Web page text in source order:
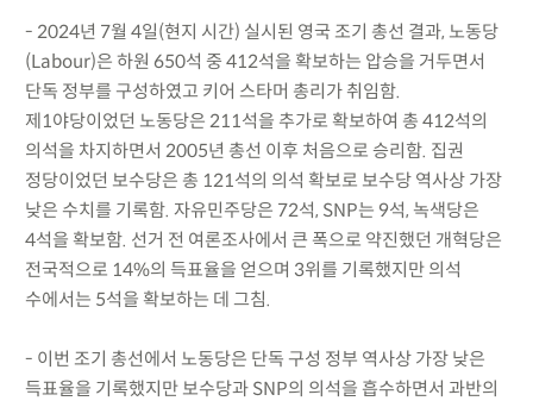
- 2024년 7월 4일(현지 시간) 실시된 영국 조기 총선 결과, 노동당
(Labour)은 하원 650석 중 412석을 확보하는 압승을 거두면서
단독 정부를 구성하였고 키어 스타머 총리가 취임함.
제1야당이었던 노동당은 211석을 추가로 확보하여 총 412석의
의석을 차지하면서 2005년 총선 이후 처음으로 승리함. 집권
정당이었던 보수당은 총 121석의 의석 확보로 보수당 역사상 가장
낮은 수치를 기록함. 자유민주당은 72석, SNP는 9석, 녹색당은
4석을 확보함. 선거 전 여론조사에서 큰 폭으로 약진했던 개혁당은
전국적으로 14%의 득표율을 얻으며 3위를 기록했지만 의석
수에서는 5석을 확보하는 데 그침.
- 이번 조기 총선에서 노동당은 단독 구성 정부 역사상 가장 낮은
득표율을 기록했지만 보수당과 SNP의 의석을 흡수하면서 과반의